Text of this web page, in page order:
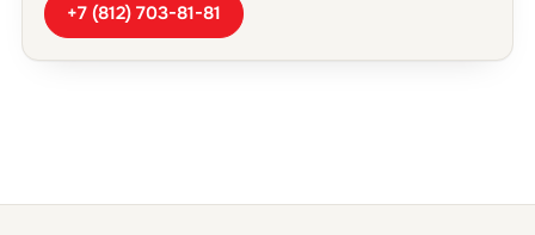
+7 (812) 703-81-81